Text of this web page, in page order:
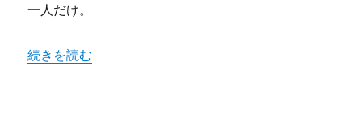
一人だけ。
“カープ#53戸田隆矢、祝！成人！！ローテーションに入
続きを読む